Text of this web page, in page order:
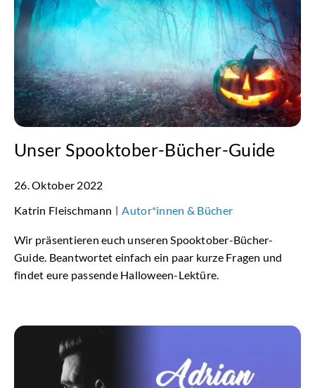
Unser Spooktober-Bücher-Guide
26. Oktober 2022
Katrin Fleischmann | Autor*innen & Bücher
Wir präsentieren euch unseren Spooktober-Bücher-
Guide. Beantwortet einfach ein paar kurze Fragen und
findet eure passende Halloween-Lektüre.